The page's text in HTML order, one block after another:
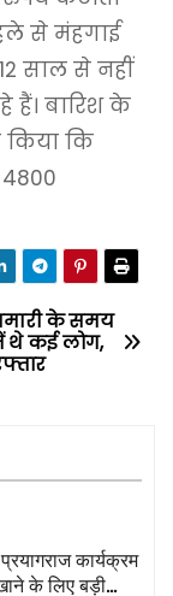
से मंहगाई
साल से नहीं
हैं। बारिश के
किया कि
के समय
कई लोग,
कार्यक्रम
के लिए बड़ी